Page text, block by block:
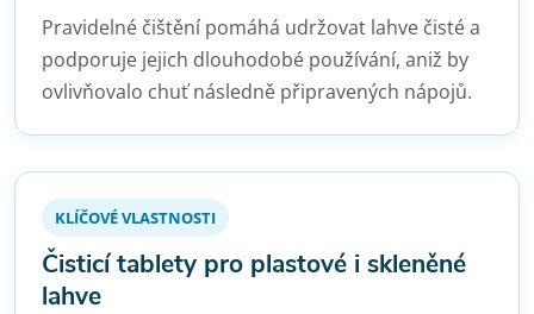
Pravidelné čištění pomáhá udržovat lahve čisté a
podporuje jejich dlouhodobé používání, aniž by
ovlivňovalo chuť následně připravených nápojů.
KLÍČOVÉ VLASTNOSTI
Čisticí tablety pro plastové i skleněné
lahve